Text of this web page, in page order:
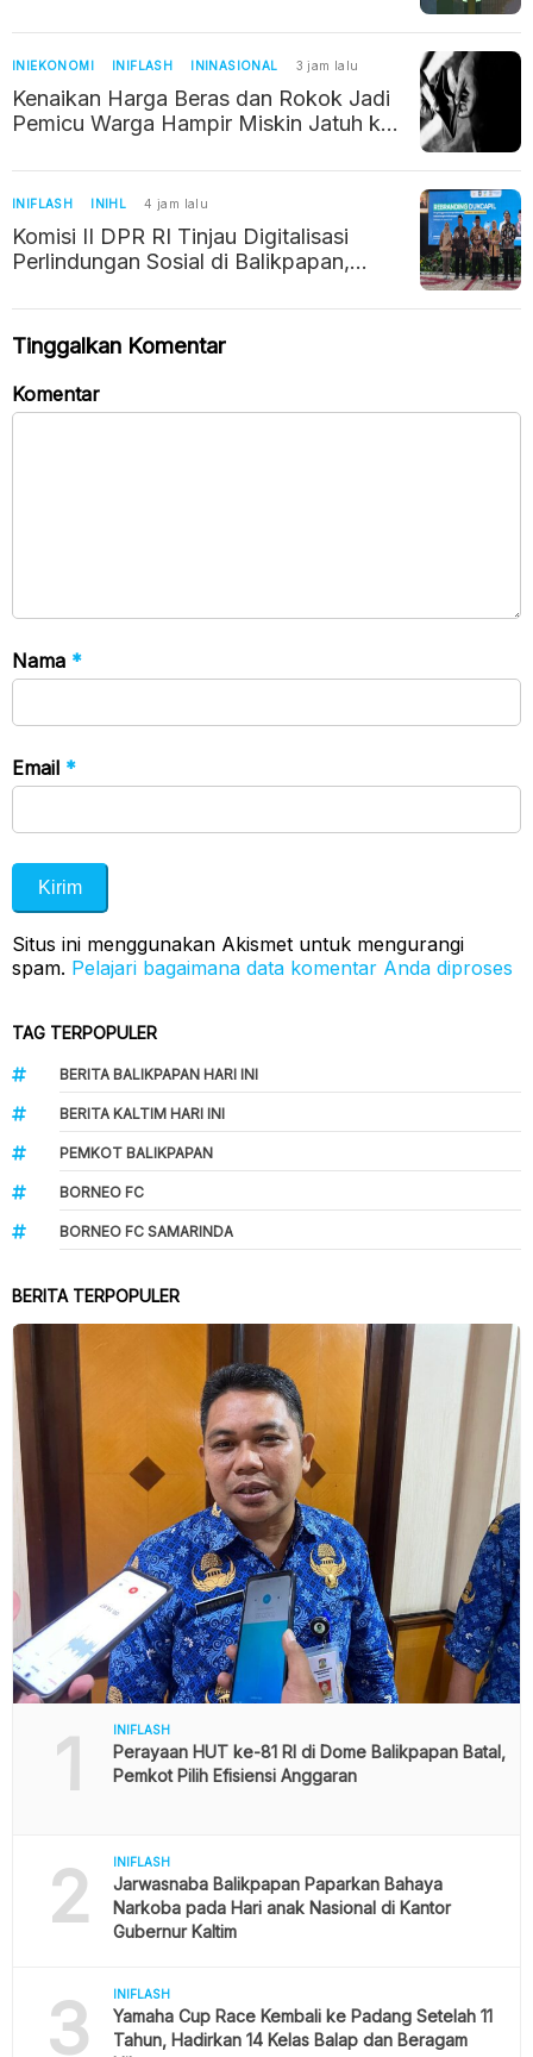
INIEKONOMI INIFLASH ININASIONAL 3 jam lalu
Kenaikan Harga Beras dan Rokok Jadi
Pemicu Warga Hampir Miskin Jatuh ke
INIFLASH INIHL 4 jam lalu
Komisi II DPR RI Tinjau Digitalisasi
Perlindungan Sosial di Balikpapan,
Tinggalkan Komentar
Komentar
Nama *
Email *
Situs ini menggunakan Akismet untuk mengurangi
spam. Pelajari bagaimana data komentar Anda diproses
TAG TERPOPULER
BERITA BALIKPAPAN HARI INI
BERITA KALTIM HARI INI
PEMKOT BALIKPAPAN
BORNEO FC
BORNEO FC SAMARINDA
BERITA TERPOPULER
1 INIFLASH
Perayaan HUT ke-81 RI di Dome Balikpapan Batal,
Pemkot Pilih Efisiensi Anggaran
2 INIFLASH
Jarwasnaba Balikpapan Paparkan Bahaya
Narkoba pada Hari anak Nasional di Kantor
Gubernur Kaltim
3 INIFLASH
Yamaha Cup Race Kembali ke Padang Setelah 11
Tahun, Hadirkan 14 Kelas Balap dan Beragam